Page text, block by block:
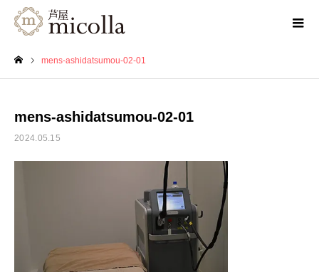
mens-ashidatsumou-02-01
mens-ashidatsumou-02-01
2024.05.15